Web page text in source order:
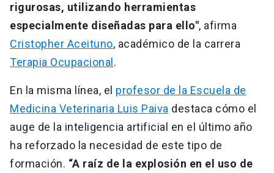
rigurosas, utilizando herramientas
especialmente diseñadas para ello", afirma
Cristopher Aceituno, académico de la carrera
Terapia Ocupacional .
En la misma línea, el profesor de la Escuela de
Medicina Veterinaria Luis Paiva destaca cómo el
auge de la inteligencia artificial en el último año
ha reforzado la necesidad de este tipo de
formación. “A raíz de la explosión en el uso de